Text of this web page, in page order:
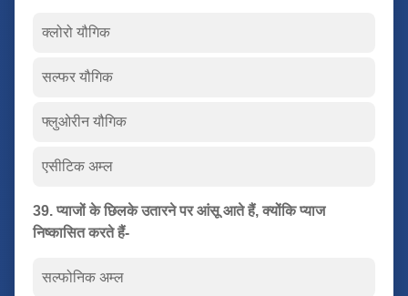
क्लोरो यौगिक
सल्फर यौगिक
फ्लुओरीन यौगिक
एसीटिक अम्ल
39. प्याजों के छिलके उतारने पर आंसू आते हैं, क्योंकि प्याज
निष्कासित करते हैं-
सल्फोनिक अम्ल